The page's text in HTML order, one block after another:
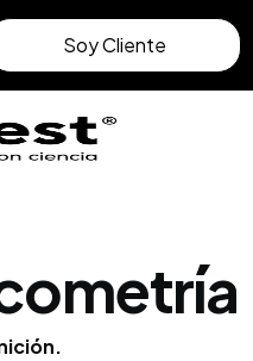
Soy Cliente